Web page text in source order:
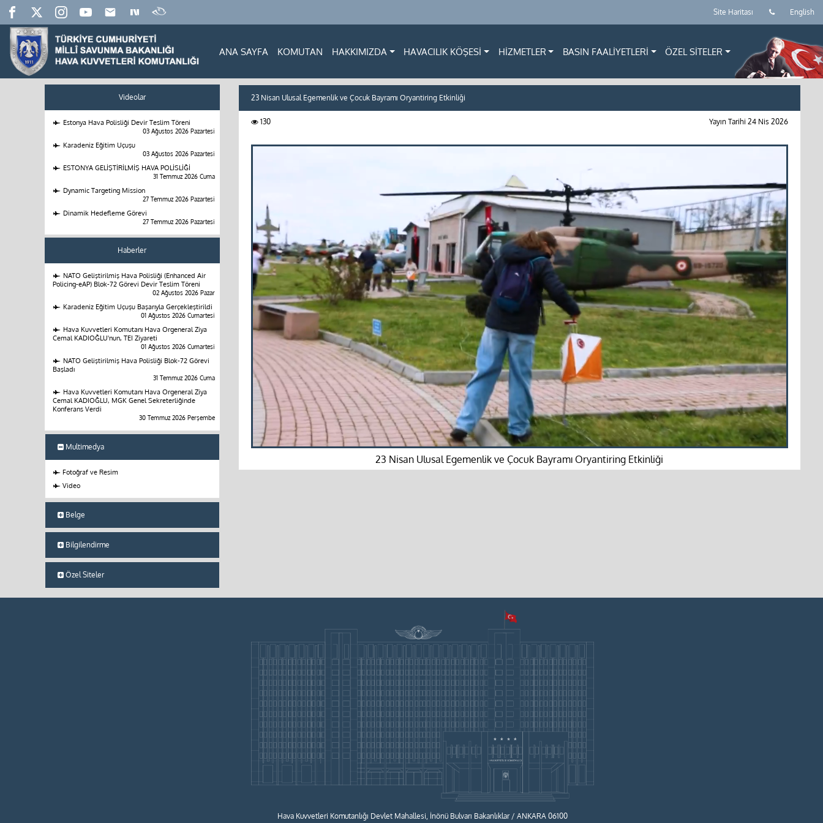
Site Haritası English
ANA SAYFA KOMUTAN HAKKIMIZDA HAVACILIK KÖŞESİ HİZMETLER BASIN FAALİYETLERİ ÖZEL SİTELER
23 Nisan Ulusal Egemenlik ve Çocuk Bayramı Oryantiring Etkinliği
130 Yayın Tarihi 24 Nis 2026
23 Nisan Ulusal Egemenlik ve Çocuk Bayramı Oryantiring Etkinliği
Videolar
Estonya Hava Polisliği Devir Teslim Töreni
03 Ağustos 2026 Pazartesi
Karadeniz Eğitim Uçuşu
03 Ağustos 2026 Pazartesi
ESTONYA GELİŞTİRİLMİŞ HAVA POLİSLİĞİ
31 Temmuz 2026 Cuma
Dynamic Targeting Mission
27 Temmuz 2026 Pazartesi
Dinamik Hedefleme Görevi
27 Temmuz 2026 Pazartesi
Haberler
NATO Geliştirilmiş Hava Polisliği (Enhanced Air
Policing-eAP) Blok-72 Görevi Devir Teslim Töreni
02 Ağustos 2026 Pazar
Karadeniz Eğitim Uçuşu Başarıyla Gerçekleştirildi
01 Ağustos 2026 Cumartesi
Hava Kuvvetleri Komutanı Hava Orgeneral Ziya
Cemal KADIOĞLU'nun, TEI Ziyareti
01 Ağustos 2026 Cumartesi
NATO Geliştirilmiş Hava Polisliği Blok-72 Görevi
Başladı
31 Temmuz 2026 Cuma
Hava Kuvvetleri Komutanı Hava Orgeneral Ziya
Cemal KADIOĞLU, MGK Genel Sekreterliğinde
Konferans Verdi
30 Temmuz 2026 Perşembe
Multimedya
Fotoğraf ve Resim
Video
Belge
Bilgilendirme
Özel Siteler
Hava Kuvvetleri Komutanlığı Devlet Mahallesi, İnönü Bulvarı Bakanlıklar / ANKARA 06100